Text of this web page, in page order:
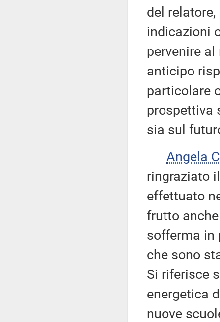
del
indicazioni
pervenire
anticipo
particolare
prospettiva
sia sul
Angela
ringraziato
effettuato
frutto
sofferma in
che sono
Si riferisce
energetica
nuove